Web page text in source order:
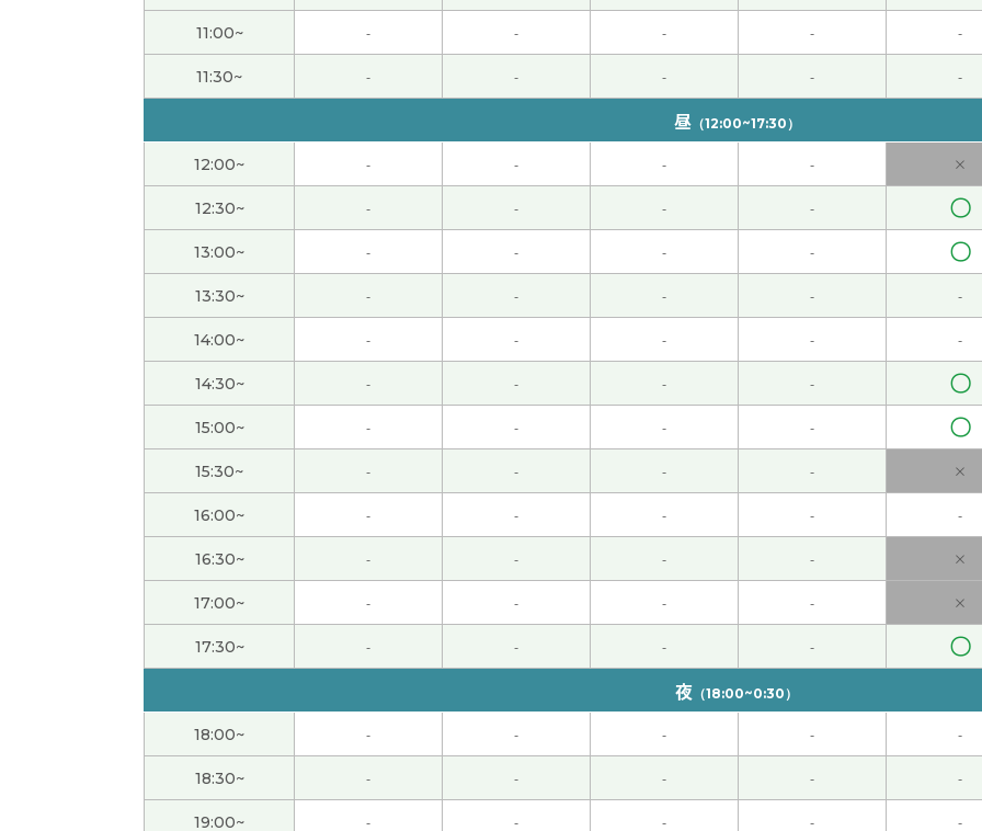
ありがとうございました！次回もどうかよろしくお願いします！( 60代 男性 )
ありがとうございました！次回もどうかよろしくお願いします！ ( 60代 男性 )
老师，谢谢您！今天的课我也学得很开心。
本日も丁寧なレッスンを賜り誠にありがとうございました。次回もどうかよろしくお願いします。 ( 60代 男
レッスンありがとうございました。次回もどうかよろしくお願いします！
hana老师，谢谢您的课。今天我去隔壁家告别一下的时候遇到了我儿子的老朋友。他小时候几乎每天都来我
候一样，我很高兴。下次课见。
まだまだ文字に慣れていない感じですが、次回からの本文の内容をとても楽しみにしています。いつも楽し
ありがとうございました。初心者なりにとても楽しく教えて頂いています。どうかこれからもよろしくお願
レッスンありがとうございました。読み方や発音について知らないことを沢山教えて頂きました。早く慣
どうか今後ともよろしくお願いします。
昨日はありがとうございました。早く読めるようになって実質的なレッスンをして頂けるように頑張ります
hana老师，谢谢您的课。今天我在家的电话上接受了诈骗的电话。因为没有马上知道诈骗的电话，所以我告
糕。我以后多注意电话和信。下次课见。
谢谢老师，我们再见面吧！
11:00~ - - - - -
11:30~ - - - - -
昼（12:00~17:30）
12:00~ - - - - ×
12:30~ - - - - 〇
13:00~ - - - - 〇
13:30~ - - - - -
14:00~ - - - - -
14:30~ - - - - 〇
15:00~ - - - - 〇
15:30~ - - - - ×
16:00~ - - - - -
16:30~ - - - - ×
17:00~ - - - - ×
17:30~ - - - -
〇
夜 （18:00~0:30）
18:00~ - - - - -
18:30~ - - - - -
19:00~ - - - - -